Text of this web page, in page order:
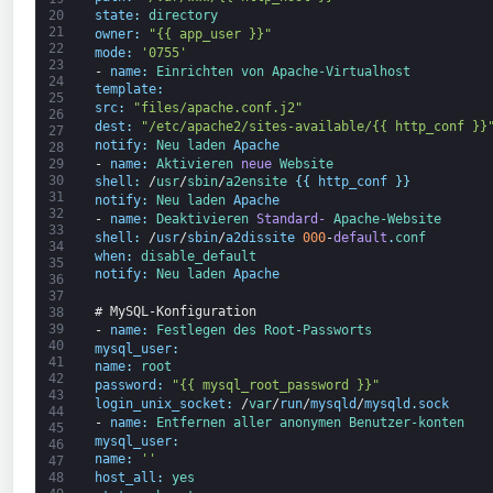
20
21
22
23
24
25
26
27
28
29
30
31
32
33
34
35
36
37
38
39
40
41
42
43
44
45
46
47
48
state:
directory
owner:
"{{ app_user }}"
mode:
'0755'
-
name: Einrichten von Apache-Virtualhost
template:
src:
"files/apache.conf.j2"
dest :
"/etc/apache2/sites-available/{{ http_conf
notify: Neu laden Apache
-
name: Aktivieren neue Website
shell : /usr/sbin/a2ensite { { http_conf } }
notify: Neu laden Apache
-
name: Deaktivieren Standard- Apache-Website
shell : /usr/sbin/a2dissite 000-default . conf
when:
disable_default
notify: Neu laden Apache
# MySQL-Konfiguration
-
name: Festlegen des Root-Passworts
mysql_user:
name:
root
password :
"{{ mysql_root_password }}"
login_unix_socket : /var/ run/mysqld /mysqld . sock
-
name: Entfernen aller anonymen Benutzer- konten
mysql_user:
name:
''
host_all :
yes